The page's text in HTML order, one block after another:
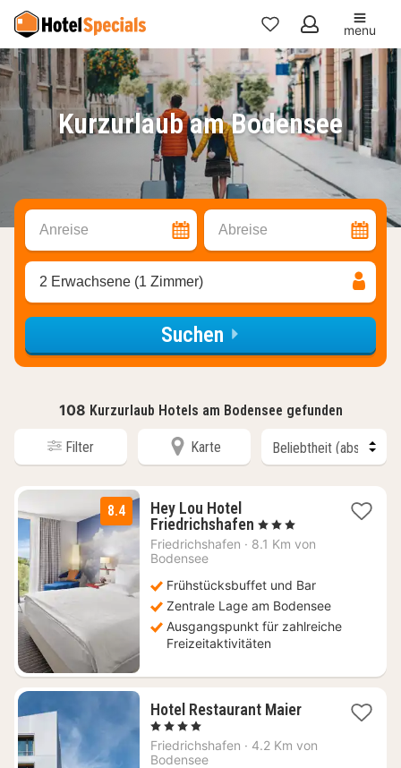
Meine
Favoriten
menu
Kurzurlaub am Bodensee
Anreise Abreise
2 Erwachsene (1 Zimmer)
Suchen
108 Kurzurlaub Hotels am Bodensee gefunden
Filter Karte
8.4
Hey Lou Hotel
Friedrichshafen 2
Nächte
€
, 3 Sterne
Friedrichshafen · 8.1 Km von
Bodensee
Frühstücksbuffet und Bar
Zentrale Lage am Bodensee
Ausgangspunkt für zahlreiche
Freizeitaktivitäten
Hotel Restaurant Maier1
ab
, 4 Sterne
Friedrichshafen · 4.2 Km von
Bodensee